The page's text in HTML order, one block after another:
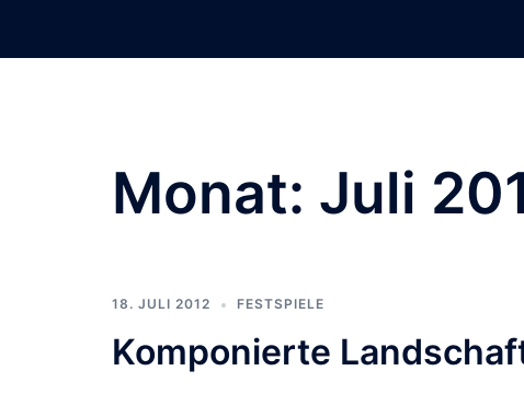
Monat: Juli
18. JULI 2012 FESTSPIELE
Komponierte